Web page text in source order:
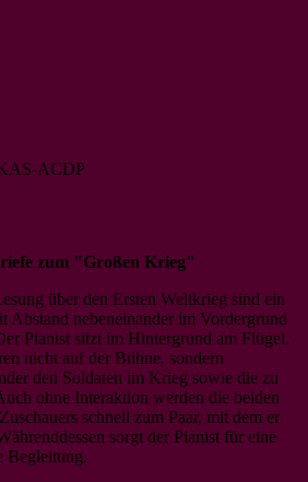
ACDP
zum "Großen Krieg"
über den Ersten Weltkrieg sind ein
Abstand nebeneinander im Vordergrund
Pianist sitzt im Hintergrund am Flügel.
nicht auf der Bühne, sondern
den Soldaten im Krieg sowie die zu
ohne Interaktion werden die beiden
schnell zum Paar, mit dem er
sorgt der Pianist für eine
Begleitung.